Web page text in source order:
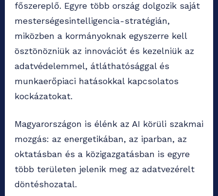
főszereplő. Egyre több ország dolgozik saját
mesterségesintelligencia-stratégián,
miközben a kormányoknak egyszerre kell
ösztönözniük az innovációt és kezelniük az
adatvédelemmel, átláthatósággal és
munkaerőpiaci hatásokkal kapcsolatos
kockázatokat.
Magyarországon is élénk az AI körüli szakmai
mozgás: az energetikában, az iparban, az
oktatásban és a közigazgatásban is egyre
több területen jelenik meg az adatvezérelt
döntéshozatal.